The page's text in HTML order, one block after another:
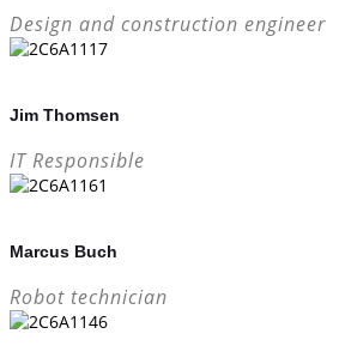
Design and construction engineer
Jim Thomsen
IT Responsible
Marcus Buch
Robot technician